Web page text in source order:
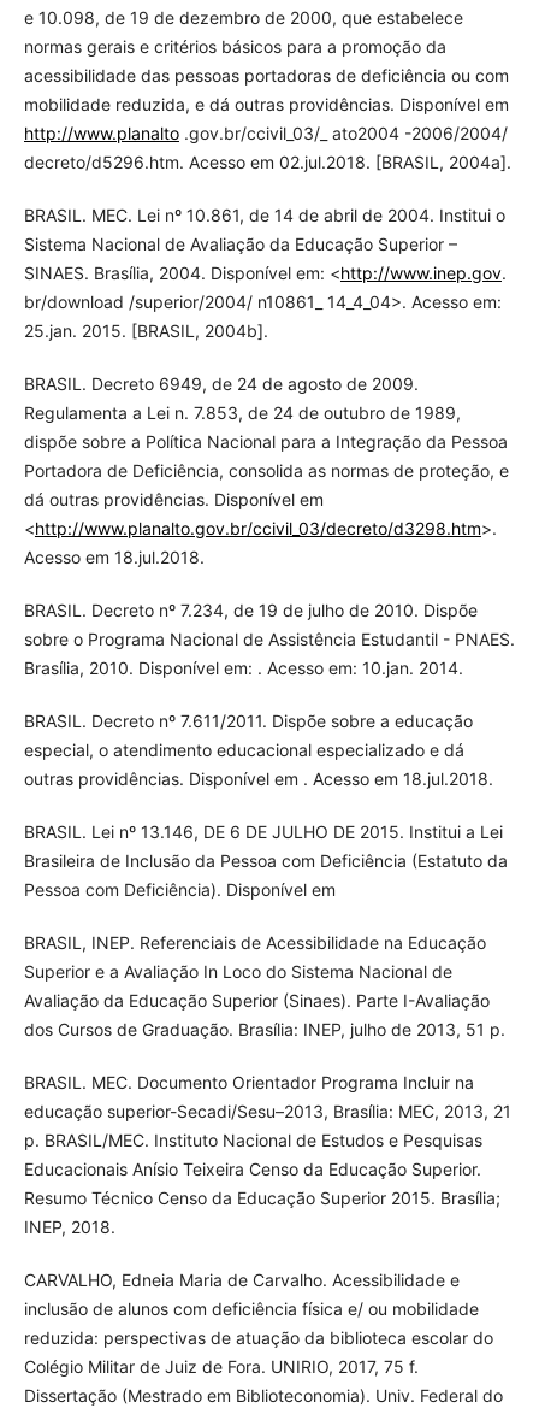
e 10.098, de 19 de dezembro de 2000, que estabelece
normas gerais e critérios básicos para a promoção da
acessibilidade das pessoas portadoras de deficiência ou com
mobilidade reduzida, e dá outras providências. Disponível em
http://www.planalto.gov.br/ccivil_03/_ ato2004 -2006/2004/
decreto/d5296.htm. Acesso em 02.jul.2018. [BRASIL, 2004a].
BRASIL. MEC. Lei nº 10.861, de 14 de abril de 2004. Institui o
Sistema Nacional de Avaliação da Educação Superior –
SINAES. Brasília, 2004. Disponível em: <http://www.inep.gov.
br/download /superior/2004/ n10861_ 14_4_04>. Acesso em:
25.jan. 2015. [BRASIL, 2004b].
BRASIL. Decreto 6949, de 24 de agosto de 2009.
Regulamenta a Lei n. 7.853, de 24 de outubro de 1989,
dispõe sobre a Política Nacional para a Integração da Pessoa
Portadora de Deficiência, consolida as normas de proteção, e
dá outras providências. Disponível em
<http://www.planalto.gov.br/ccivil_03/decreto/d3298.htm>.
Acesso em 18.jul.2018.
BRASIL. Decreto nº 7.234, de 19 de julho de 2010. Dispõe
sobre o Programa Nacional de Assistência Estudantil - PNAES.
Brasília, 2010. Disponível em: . Acesso em: 10.jan. 2014.
BRASIL. Decreto nº 7.611/2011. Dispõe sobre a educação
especial, o atendimento educacional especializado e dá
outras providências. Disponível em . Acesso em 18.jul.2018.
BRASIL. Lei nº 13.146, DE 6 DE JULHO DE 2015. Institui a Lei
Brasileira de Inclusão da Pessoa com Deficiência (Estatuto da
Pessoa com Deficiência). Disponível em
BRASIL, INEP. Referenciais de Acessibilidade na Educação
Superior e a Avaliação In Loco do Sistema Nacional de
Avaliação da Educação Superior (Sinaes). Parte I-Avaliação
dos Cursos de Graduação. Brasília: INEP, julho de 2013, 51 p.
BRASIL. MEC. Documento Orientador Programa Incluir na
educação superior-Secadi/Sesu–2013, Brasília: MEC, 2013, 21
p. BRASIL/MEC. Instituto Nacional de Estudos e Pesquisas
Educacionais Anísio Teixeira Censo da Educação Superior.
Resumo Técnico Censo da Educação Superior 2015. Brasília;
INEP, 2018.
CARVALHO, Edneia Maria de Carvalho. Acessibilidade e
inclusão de alunos com deficiência física e/ ou mobilidade
reduzida: perspectivas de atuação da biblioteca escolar do
Colégio Militar de Juiz de Fora. UNIRIO, 2017, 75 f.
Dissertação (Mestrado em Biblioteconomia). Univ. Federal do